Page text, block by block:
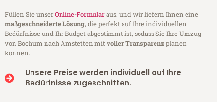
Füllen Sie unserOnline-Formularaus, und wir liefern Ihnen eine
maßgeschneiderte Lösung, die perfekt auf Ihre individuellen
Bedürfnisse und Ihr Budget abgestimmt ist, sodass Sie Ihre Umzug
von Bochum nach Amstetten mitvoller Transparenzplanen
können.
Unsere Preise werden individuell auf Ihre
Bedürfnisse zugeschnitten.